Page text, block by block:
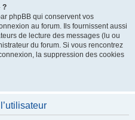
?
phpBB qui conservent vos
au forum. Ils fournissent aussi
de lecture des messages (lu ou
du forum. Si vous rencontrez
la suppression des cookies